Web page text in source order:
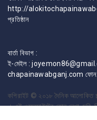
http://
প্রতিষ্ঠান
বার্তা বিভাগ :
ই-মেইল :
chapainawabganj.com ফোন:
কপিরাইট © ২০১৮দৈনিক আলোকিত
। এই ওয়েবসাইটের কোন লেখা, ছবি,